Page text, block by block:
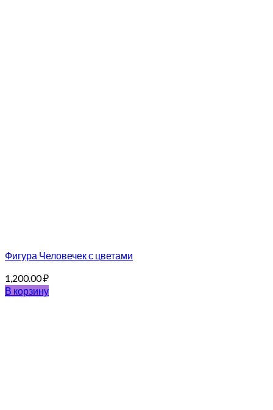
Фигура Человечек с цветами
1,200.00₽
В корзину